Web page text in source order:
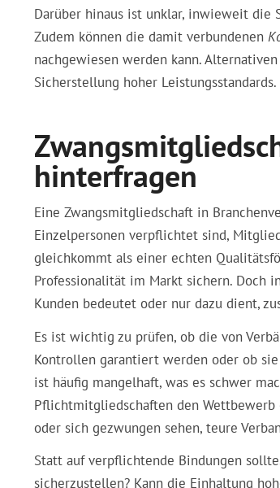
Darüber hinaus ist unklar, inwieweit die
Zudem können die damit verbundenen
nachgewiesen werden kann.
Sicherstellung hoher Leistungsstandards.
hinterfragen
Eine Zwangsmitgliedschaft in
Einzelpersonen verpflichtet sind,
gleichkommt als einer echten
Professionalität im Markt sichern. Doch
Kunden bedeutet oder nur dazu dient,
Es ist wichtig zu prüfen, ob die von
Kontrollen garantiert werden oder ob
ist häufig mangelhaft, was es schwer
Pflichtmitgliedschaften den
oder sich gezwungen sehen, teure
Statt auf verpflichtende Bindungen
sicherzustellen? Kann die Einhaltung